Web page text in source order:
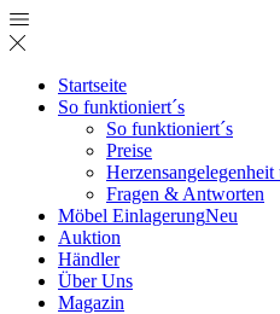
Startseite
So funktioniert´s
So funktioniert´s
Preise
Herzensangelegenheit
Fragen & Antworten
Möbel EinlagerungNeu
Auktion
Händler
Über Uns
Magazin